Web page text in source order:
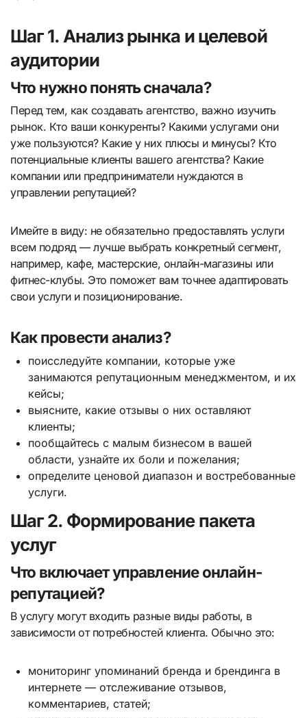
Шаг 1. Анализ рынка и целевой
аудитории
Что нужно понять сначала?
Перед тем, как создавать агентство, важно изучить
рынок. Кто ваши конкуренты? Какими услугами они
уже пользуются? Какие у них плюсы и минусы? Кто
потенциальные клиенты вашего агентства? Какие
компании или предприниматели нуждаются в
управлении репутацией?
Имейте в виду: не обязательно предоставлять услуги
всем подряд — лучше выбрать конкретный сегмент,
например, кафе, мастерские, онлайн-магазины или
фитнес-клубы. Это поможет вам точнее адаптировать
свои услуги и позиционирование.
Как провести анализ?
поисследуйте компании, которые уже
занимаются репутационным менеджментом, и их
кейсы;
выясните, какие отзывы о них оставляют
клиенты;
пообщайтесь с малым бизнесом в вашей
области, узнайте их боли и пожелания;
определите ценовой диапазон и востребованные
услуги.
Шаг 2. Формирование пакета
услуг
Что включает управление онлайн-
репутацией?
В услугу могут входить разные виды работы, в
зависимости от потребностей клиента. Обычно это:
мониторинг упоминаний бренда и брендинга в
интернете — отслеживание отзывов,
комментариев, статей;